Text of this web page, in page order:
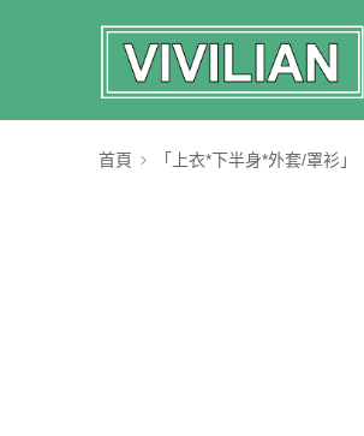
首頁 「上衣*下半身*外套/罩衫」